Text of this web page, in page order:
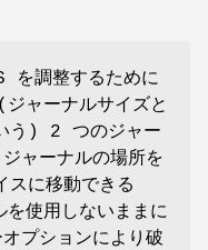
調整するために
ャーナルサイズと
う) 2 つのジャー
ャーナルの場所を
スに移動できる
使用しないままに
プションにより破